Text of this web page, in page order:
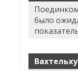
было